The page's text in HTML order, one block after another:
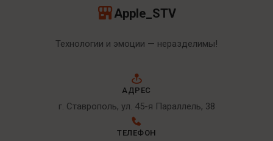
Apple_STV
Технологии и эмоции — неразделимы!
АДРЕС
г. Ставрополь, ул. 45-я Параллель, 38
ТЕЛЕФОН